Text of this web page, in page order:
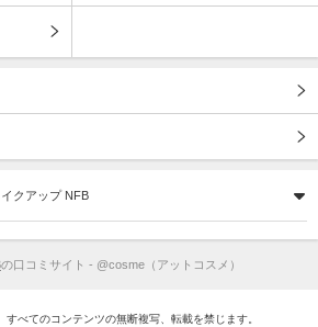
クアップ NFB
の口コミサイト - @cosme（アットコスメ）
すべてのコンテンツの無断複写、転載を禁じます。